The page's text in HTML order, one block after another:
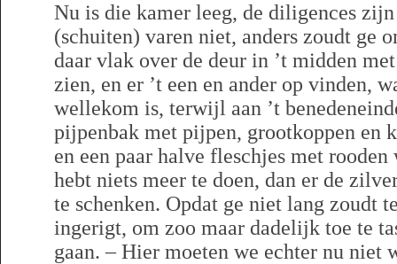
Nu is die kamer leeg, de diligences
(schuiten) varen niet, anders zoudt ge
daar vlak over de deur in ’t midden
zien, en er ’t een en ander op vinden,
wellekom is, terwijl aan ’t
pijpenbak met pijpen, grootkoppen en
en een paar halve fleschjes met
hebt niets meer te doen, dan er de
te schenken. Opdat ge niet lang zoudt
ingerigt, om zoo maar dadelijk toe te
gaan. – Hier moeten we echter nu niet